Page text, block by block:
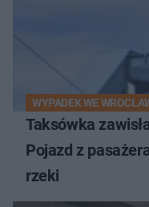
WYPADEK WE
Taksówka
Pojazd z
rzeki